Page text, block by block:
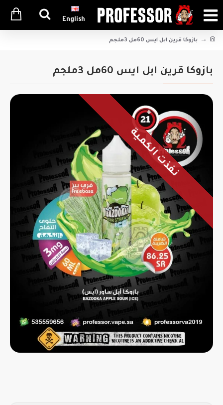
English
بازوكا قرين ابل ايس 60مل 3ملجم
بازوكا قرين ابل ايس 60مل 3ملجم
نفذت الكمية